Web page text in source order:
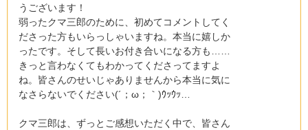
うございます！
弱ったクマ三郎のために、初めてコメントしてく
ださった方もいらっしゃいますね。本当に嬉しか
ったです。そして長いお付き合いになる方も……
きっと言わなくてもわかってくださってますよ
ね。皆さんのせいじゃありませんから本当に気に
なさらないでください(´；ω；｀)ｳｯｳｯ…
クマ三郎は、ずっとご感想いただく中で、皆さん